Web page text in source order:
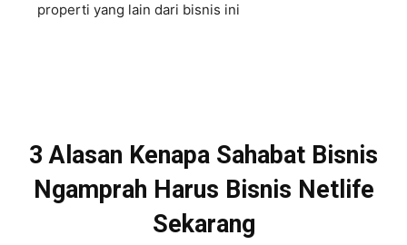
properti yang lain dari bisnis ini
3 Alasan Kenapa Sahabat Bisnis
Ngamprah Harus Bisnis Netlife
Sekarang